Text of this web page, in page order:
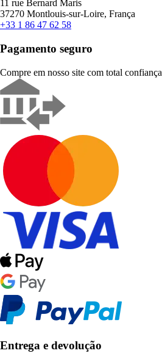
11 rue Bernard Maris
37270 Montlouis-sur-Loire, França
+33 1 86 47 62 58
Pagamento seguro
Compre em nosso site com total confiança
Entrega e devolução